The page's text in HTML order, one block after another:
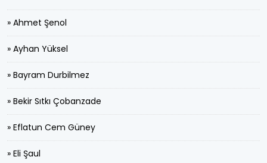
» Ahmet Şenol
» Ayhan Yüksel
» Bayram Durbilmez
» Bekir Sıtkı Çobanzade
» Eflatun Cem Güney
» Eli Şaul